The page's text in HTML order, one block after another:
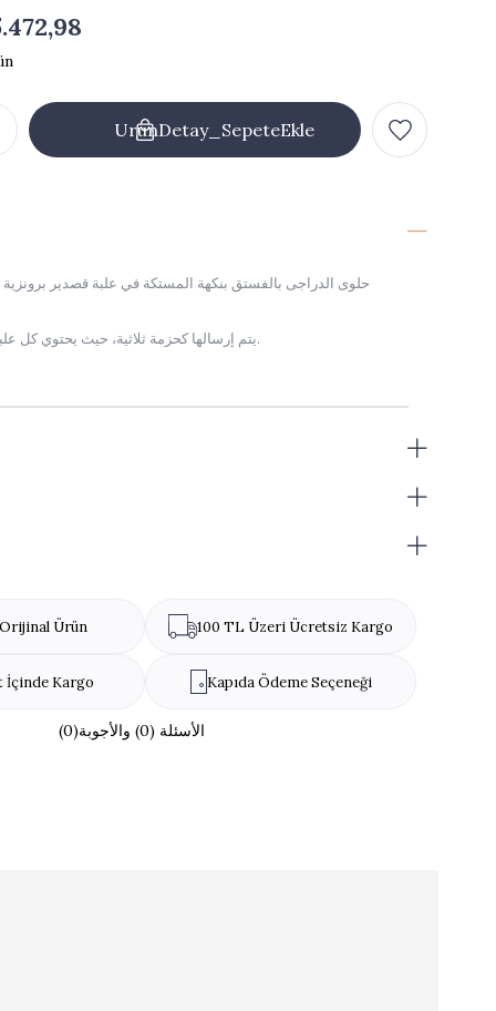
حلوى الدراجى بالفستق بنكهة المستكة في علبة قصدير
*** يتم إرسالها كحزمة ثلاثية، حيث يحتوي كل علبة على 300 جرام.
Ürün 100 TL Üzeri Ücretsiz Kargo
İçinde Kargo Kapıda Ödeme Seçeneği
(0)الأسئلة (0) والأجوبة